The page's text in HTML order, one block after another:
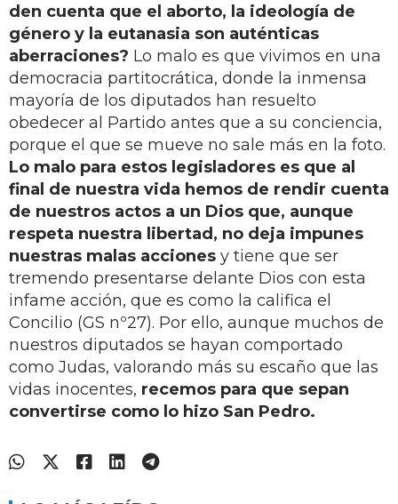
den cuenta que el aborto, la ideología de
género y la eutanasia son auténticas
aberraciones? Lo malo es que vivimos en una
democracia partitocrática, donde la inmensa
mayoría de los diputados han resuelto
obedecer al Partido antes que a su conciencia,
porque el que se mueve no sale más en la foto.
Lo malo para estos legisladores es que al
final de nuestra vida hemos de rendir cuenta
de nuestros actos a un Dios que, aunque
respeta nuestra libertad, no deja impunes
nuestras malas acciones y tiene que ser
tremendo presentarse delante Dios con esta
infame acción, que es como la califica el
Concilio (GS nº27). Por ello, aunque muchos de
nuestros diputados se hayan comportado
como Judas, valorando más su escaño que las
vidas inocentes, recemos para que sepan
convertirse como lo hizo San Pedro.